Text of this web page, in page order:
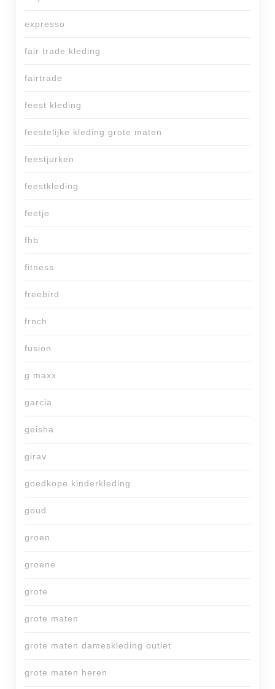
expresso
fair trade kleding
fairtrade
feest kleding
feestelijke kleding grote maten
feestjurken
feestkleding
feetje
fhb
fitness
freebird
frnch
fusion
g maxx
garcia
geisha
girav
goedkope kinderkleding
goud
groen
groene
grote
grote maten
grote maten dameskleding outlet
grote maten heren